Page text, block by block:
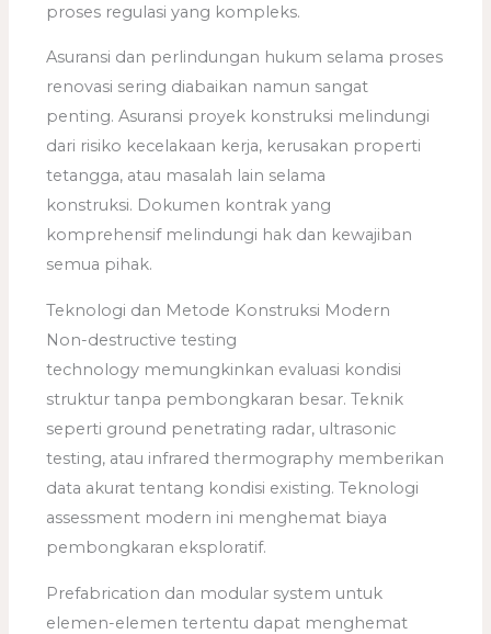
proses regulasi yang kompleks.
Asuransi dan perlindungan hukum selama proses
renovasi sering diabaikan namun sangat
penting. Asuransi proyek konstruksi melindungi
dari risiko kecelakaan kerja, kerusakan properti
tetangga, atau masalah lain selama
konstruksi. Dokumen kontrak yang
komprehensif melindungi hak dan kewajiban
semua pihak.
Teknologi dan Metode Konstruksi Modern
Non-destructive testing
technology memungkinkan evaluasi kondisi
struktur tanpa pembongkaran besar. Teknik
seperti ground penetrating radar, ultrasonic
testing, atau infrared thermography memberikan
data akurat tentang kondisi existing. Teknologi
assessment modern ini menghemat biaya
pembongkaran eksploratif.
Prefabrication dan modular system untuk
elemen-elemen tertentu dapat menghemat